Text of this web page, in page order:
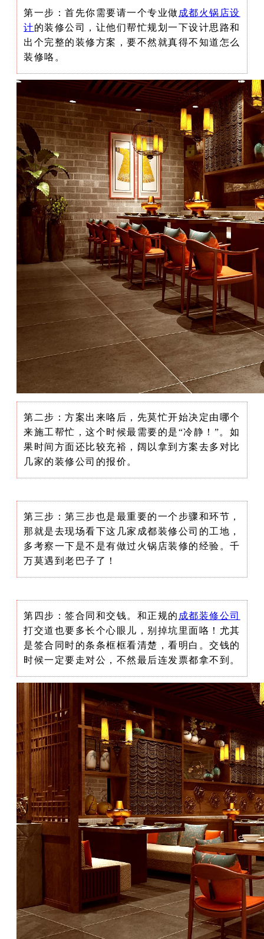
第一步：首先你需要请一个专业做 成都火锅店设
计的装修公司，让他们帮忙规划一下设计思路和
出个完整的装修方案，要不然就真得不知道怎么
装修咯。
第二步：方案出来咯后，先莫忙开始决定由哪个
来施工帮忙，这个时候最需要的是“冷静！”。如
果时间方面还比较充裕，阔以拿到方案去多对比
几家的装修公司的报价。
第三步：第三步也是最重要的一个步骤和环节，
那就是去现场看下这几家成都装修公司的工地，
多考察一下是不是有做过火锅店装修的经验。千
万莫遇到老巴子了！
第四步：签合同和交钱。和正规的 成都装修公司
打交道也要多长个心眼儿，别掉坑里面咯！尤其
是签合同时的条条框框看清楚，看明白。交钱的
时候一定要走对公，不然最后连发票都拿不到。